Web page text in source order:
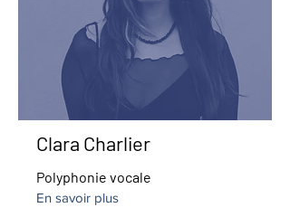
Clara Charlier
Polyphonie vocale
En savoir plus